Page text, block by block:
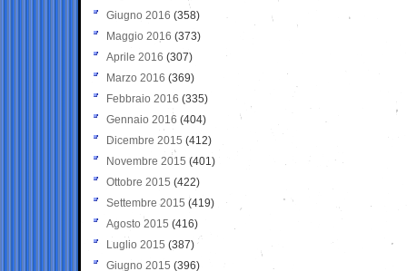
Giugno 2016 (358)
Maggio 2016 (373)
Aprile 2016 (307)
Marzo 2016 (369)
Febbraio 2016 (335)
Gennaio 2016 (404)
Dicembre 2015 (412)
Novembre 2015 (401)
Ottobre 2015 (422)
Settembre 2015 (419)
Agosto 2015 (416)
Luglio 2015 (387)
Giugno 2015 (396)